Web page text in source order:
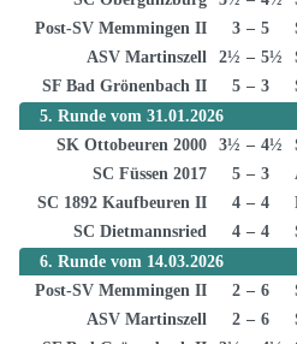
Post-SV Memmingen II
3 – 5
ASV Martinszell
2½ – 5½
SF Bad Grönenbach II
5 – 3
5. Runde vom 31.01.2026
SK Ottobeuren 2000 3½ – 4½
SC Füssen 2017
5 – 3
SC 1892 Kaufbeuren II
4 – 4
SC Dietmannsried
4 – 4
6. Runde vom 14.03.2026
Post-SV Memmingen II 2 – 6
ASV Martinszell
2 – 6